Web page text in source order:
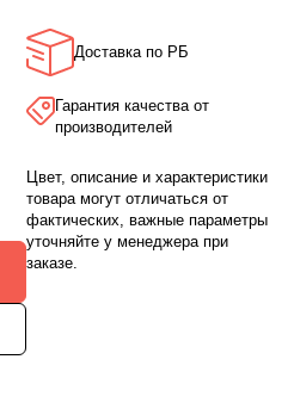
Доставка по РБ
Гарантия качества от
производителей
Цвет, описание и характеристики
товара могут отличаться от
фактических, важные параметры
уточняйте у менеджера при
заказе.